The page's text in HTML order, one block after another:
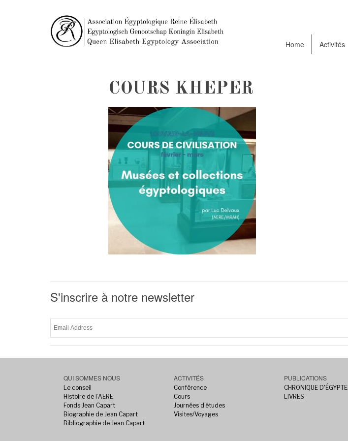
Home Activités
COURS KHEPER
S'inscrire à notre newsletter
QUI SOMMES NOUS
Le conseil
Histoire de l’AERE
Fonds Jean Capart
Biographie de Jean Capart
Bibliographie de Jean Capart
ACTIVITÉS
Conférence
Cours
Journées d’études
Visites/Voyages
PUBLICATIONS
CHRONIQUE D'ÉGYPTE
LIVRES